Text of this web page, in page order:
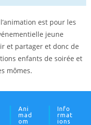
est pour les
jeune
et partager et donc de
enfants de soirée et
mômes.
Ani
Mad
Om
Info
Rmat
Ions